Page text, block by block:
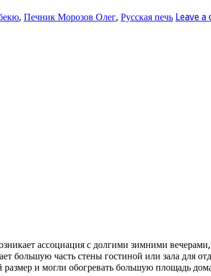
, Печник Морозов Олег, Русская печь Leave a
ассоциация с долгими зимними
большую часть стены гостиной или зала
и могли обогревать большую площадь